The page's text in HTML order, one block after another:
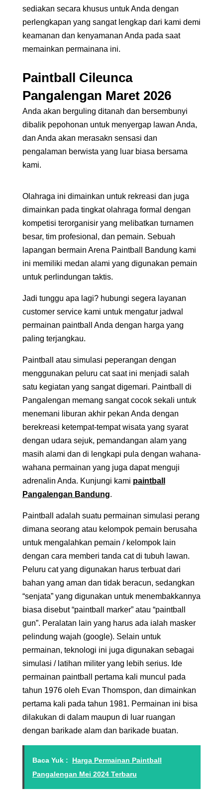
sediakan secara khusus untuk Anda dengan
perlengkapan yang sangat lengkap dari kami demi
keamanan dan kenyamanan Anda pada saat
memainkan permainana ini.
Paintball Cileunca
Pangalengan Maret 2026
Anda akan berguling ditanah dan bersembunyi
dibalik pepohonan untuk menyergap lawan Anda,
dan Anda akan merasakn sensasi dan
pengalaman berwista yang luar biasa bersama
kami.
Olahraga ini dimainkan untuk rekreasi dan juga
dimainkan pada tingkat olahraga formal dengan
kompetisi terorganisir yang melibatkan turnamen
besar, tim profesional, dan pemain. Sebuah
lapangan bermain Arena Paintball Bandung kami
ini memiliki medan alami yang digunakan pemain
untuk perlindungan taktis.
Jadi tunggu apa lagi? hubungi segera layanan
customer service kami untuk mengatur jadwal
permainan paintball Anda dengan harga yang
paling terjangkau.
Paintball atau simulasi peperangan dengan
menggunakan peluru cat saat ini menjadi salah
satu kegiatan yang sangat digemari. Paintball di
Pangalengan memang sangat cocok sekali untuk
menemani liburan akhir pekan Anda dengan
berekreasi ketempat-tempat wisata yang syarat
dengan udara sejuk, pemandangan alam yang
masih alami dan di lengkapi pula dengan wahana-
wahana permainan yang juga dapat menguji
adrenalin Anda. Kunjungi kami paintball
Pangalengan Bandung.
Paintball adalah suatu permainan simulasi perang
dimana seorang atau kelompok pemain berusaha
untuk mengalahkan pemain / kelompok lain
dengan cara memberi tanda cat di tubuh lawan.
Peluru cat yang digunakan harus terbuat dari
bahan yang aman dan tidak beracun, sedangkan
“senjata” yang digunakan untuk menembakkannya
biasa disebut “paintball marker” atau “paintball
gun”. Peralatan lain yang harus ada ialah masker
pelindung wajah (google). Selain untuk
permainan, teknologi ini juga digunakan sebagai
simulasi / latihan militer yang lebih serius. Ide
permainan paintball pertama kali muncul pada
tahun 1976 oleh Evan Thomspon, dan dimainkan
pertama kali pada tahun 1981. Permainan ini bisa
dilakukan di dalam maupun di luar ruangan
dengan barikade alam dan barikade buatan.
Baca Yuk :
Harga Permainan Paintball
Pangalengan Mei 2024 Terbaru